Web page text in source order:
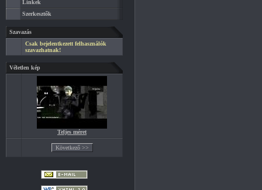
Linkek
Szerkesztők
Szavazás
Csak bejelentkezett felhasználók
szavazhatnak!
Véletlen kép
Teljes méret